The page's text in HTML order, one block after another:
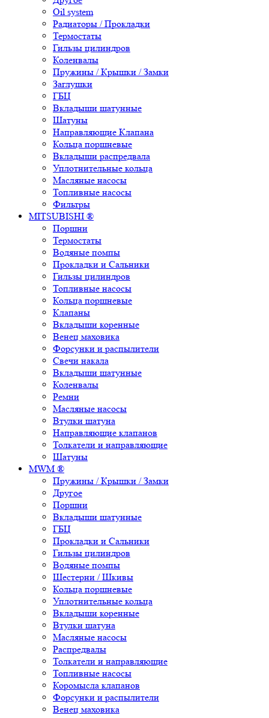
Oil system
Радиаторы / Прокладки
Термостаты
Гильзы цилиндров
Коленвалы
Пружины / Крышки / Замки
Заглушки
ГБЦ
Вкладыши шатунные
Шатуны
Направляющие Клапана
Кольца поршневые
Вкладыши распредвала
Уплотнительные кольца
Масляные насосы
Топливные насосы
Фильтры
MITSUBISHI ®
Поршни
Термостаты
Водяные помпы
Прокладки и Сальники
Гильзы цилиндров
Топливные насосы
Кольца поршневые
Клапаны
Вкладыши коренные
Венец маховика
Форсунки и распылители
Свечи накала
Вкладыши шатунные
Коленвалы
Ремни
Масляные насосы
Втулки шатуна
Направляющие клапанов
Толкатели и направляющие
Шатуны
MWM ®
Пружины / Крышки / Замки
Другое
Поршни
Вкладыши шатунные
ГБЦ
Прокладки и Сальники
Гильзы цилиндров
Водяные помпы
Шестерни / Шкивы
Кольца поршневые
Уплотнительные кольца
Вкладыши коренные
Втулки шатуна
Масляные насосы
Распредвалы
Толкатели и направляющие
Топливные насосы
Коромысла клапанов
Форсунки и распылители
Венец маховика